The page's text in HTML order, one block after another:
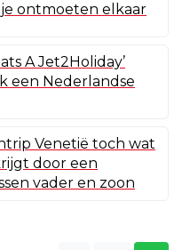
ontmoeten elkaar
A Jet2Holiday’
een Nederlandse
Venetië toch wat
door een
vader en zoon